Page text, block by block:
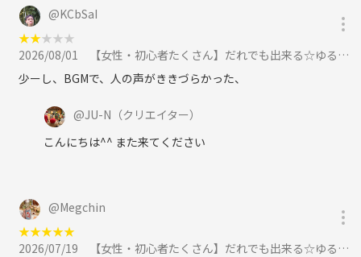
@KCbSaI
★★★★★
2026/08/01
【女性・初心者たくさん】だれでも出来る☆ゆるバドミントン🏸に参加
少ーし、BGMで、人の声がききづらかった、
@JU-N （クリエイター）
こんにちは^^ また来てください
@Megchin
★★★★★
2026/07/19
【女性・初心者たくさん】だれでも出来る☆ゆるバドミントン🏸に参加